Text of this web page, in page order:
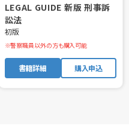
LEGAL GUIDE 新版 刑事訴
訟法
初版
※警察職員以外の方も購入可能
書籍詳細 購入申込